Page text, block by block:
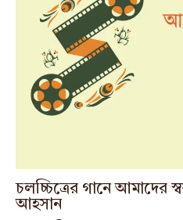
চলচ্চিত্রের গানে আমাদের
আহসান